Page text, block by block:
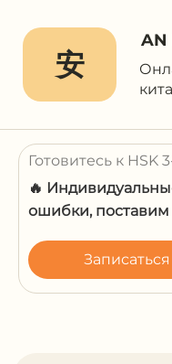
安
AN
Готовитесь к
🔥
ошибки, поставим